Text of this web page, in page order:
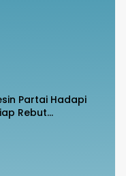
Partai Hadapi
Rebut